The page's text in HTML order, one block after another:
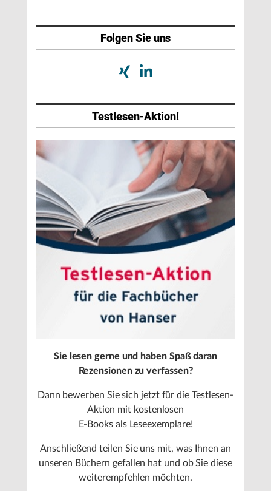
Folgen Sie uns
Testlesen-Aktion!
Sie lesen gerne und haben Spaß daran
Rezensionen zu verfassen?
Dann bewerben Sie sich jetzt für die Testlesen-
Aktion mit kostenlosen
E-Books als Leseexemplare!
Anschließend teilen Sie uns mit, was Ihnen an
unseren Büchern gefallen hat und ob Sie diese
weiterempfehlen möchten.